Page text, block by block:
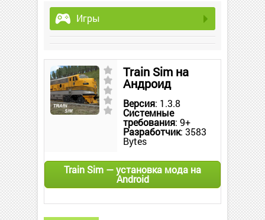
Игры
Train Sim на
Андроид
Версия: 1.3.8
Системные
требования: 9+
Разработчик: 3583
Bytes
Train Sim — установка мода на
Android